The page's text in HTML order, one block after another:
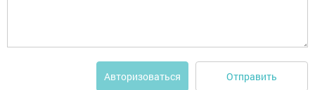
Авторизоваться Отправить